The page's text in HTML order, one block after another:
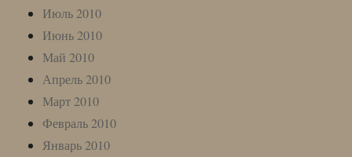
Июль 2010
Июнь 2010
Май 2010
Апрель 2010
Март 2010
Февраль 2010
Январь 2010